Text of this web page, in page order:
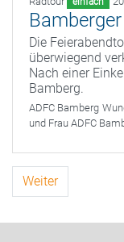
Die
überwiegend
Nach einer
Bamberg.
ADFC Bamberg
und Frau ADFC
Weiter